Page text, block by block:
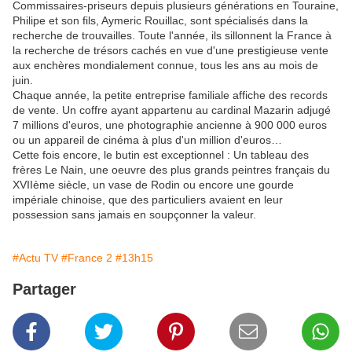
Commissaires-priseurs depuis plusieurs générations en Touraine,
Philipe et son fils, Aymeric Rouillac, sont spécialisés dans la
recherche de trouvailles. Toute l'année, ils sillonnent la France à
la recherche de trésors cachés en vue d'une prestigieuse vente
aux enchères mondialement connue, tous les ans au mois de
juin.
Chaque année, la petite entreprise familiale affiche des records
de vente. Un coffre ayant appartenu au cardinal Mazarin adjugé
7 millions d'euros, une photographie ancienne à 900 000 euros
ou un appareil de cinéma à plus d'un million d'euros…
Cette fois encore, le butin est exceptionnel : Un tableau des
frères Le Nain, une oeuvre des plus grands peintres français du
XVIIème siècle, un vase de Rodin ou encore une gourde
impériale chinoise, que des particuliers avaient en leur
possession sans jamais en soupçonner la valeur.
#Actu TV #France 2 #13h15
Partager